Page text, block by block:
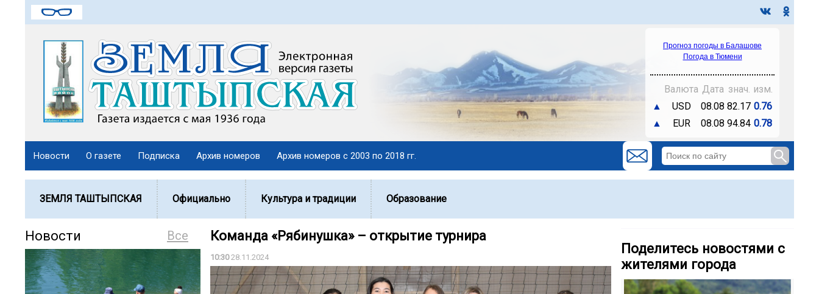
Прогноз погоды в Балашове
Погода в Тюмени
Валюта Дата знач. изм.
▲
USD 08.08 82.17 0.76
▲
EUR 08.08 94.84 0.78
Новости О газете Подписка Архив номеров Архив номеров с 2003 по 2018 гг.
ЗЕМЛЯ ТАШТЫПСКАЯ Официально Культура и традиции Образование
Все
Новости Команда «Рябинушка» – открытие турнира
10:3028.11.2024
Поделитесь новостями с
жителями города